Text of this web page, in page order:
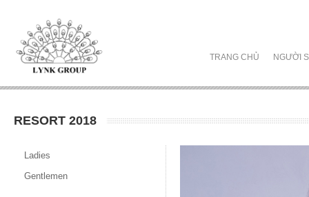
TRANG CHỦ NGƯỜI
RESORT 2018
Ladies
Gentlemen